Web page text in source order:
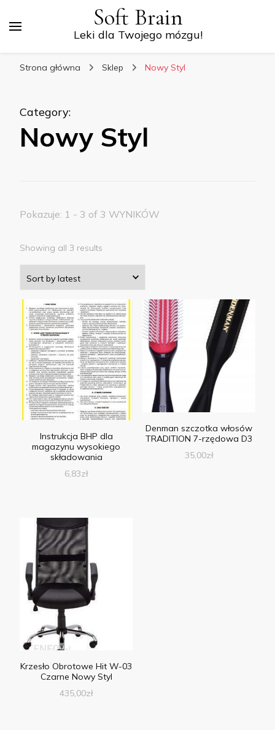
Soft Brain
Leki dla Twojego mózgu!
Strona główna Sklep Nowy Styl
Category:
Nowy Styl
Pokazuje: 1 - 3 of 3 WYNIKÓW
Showing all 3 results
Instrukcja BHP dla
magazynu wysokiego
składowania
6,83zł
Denman szczotka włosów
TRADITION 7-rzędowa D3
35,00zł
Krzesło Obrotowe Hit W-03
Czarne Nowy Styl
435,00zł